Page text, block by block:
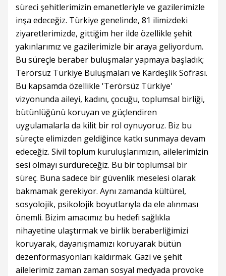
süreci şehitlerimizin emanetleriyle ve gazilerimizle
inşa edeceğiz. Türkiye genelinde, 81 ilimizdeki
ziyaretlerimizde, gittiğim her ilde özellikle şehit
yakınlarımız ve gazilerimizle bir araya geliyordum.
Bu süreçle beraber buluşmalar yapmaya başladık;
Terörsüz Türkiye Buluşmaları ve Kardeşlik Sofrası.
Bu kapsamda özellikle 'Terörsüz Türkiye'
vizyonunda aileyi, kadını, çocuğu, toplumsal birliği,
bütünlüğünü koruyan ve güçlendiren
uygulamalarla da kilit bir rol oynuyoruz. Biz bu
süreçte elimizden geldiğince katkı sunmaya devam
edeceğiz. Sivil toplum kuruluşlarımızın, ailelerimizin
sesi olmayı sürdüreceğiz. Bu bir toplumsal bir
süreç. Buna sadece bir güvenlik meselesi olarak
bakmamak gerekiyor. Aynı zamanda kültürel,
sosyolojik, psikolojik boyutlarıyla da ele alınması
önemli. Bizim amacımız bu hedefi sağlıkla
nihayetine ulaştırmak ve birlik beraberliğimizi
koruyarak, dayanışmamızı koruyarak bütün
dezenformasyonları kaldırmak. Gazi ve şehit
ailelerimiz zaman zaman sosyal medyada provoke